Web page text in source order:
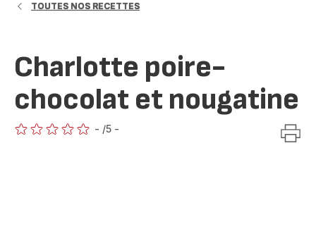
TOUTES NOS RECETTES
Charlotte poire-
chocolat et nougatine
- /5 -